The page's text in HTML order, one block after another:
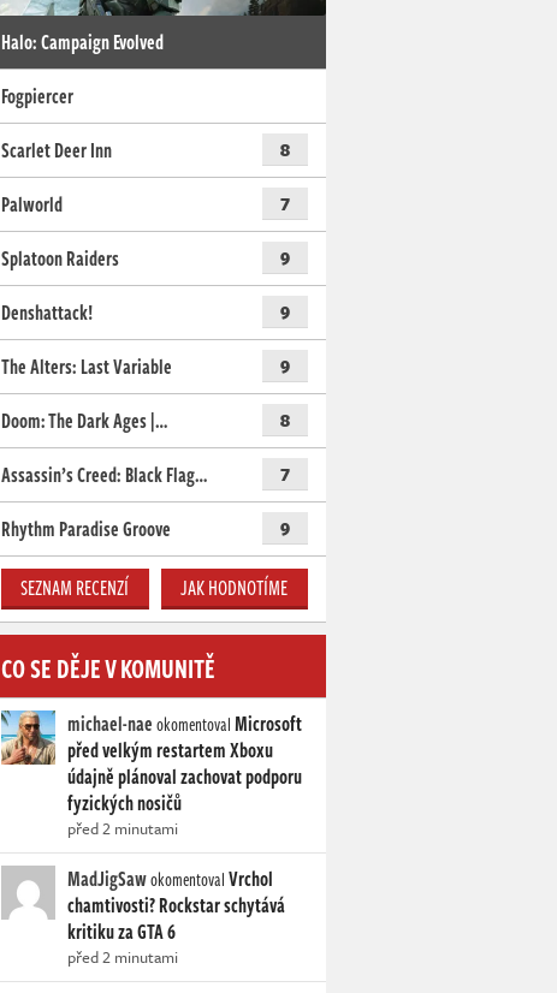
Halo: Campaign Evolved
Fogpiercer
Scarlet Deer Inn
8
Palworld 7
Splatoon Raiders 9
Denshattack! 9
The Alters: Last Variable 9
Doom: The Dark Ages |… 8
Assassin’s Creed: Black Flag… 7
Rhythm Paradise Groove 9
SEZNAM RECENZÍ JAK HODNOTÍME
CO SE DĚJE V KOMUNITĚ
michael-naeokomentovalMicrosoft
před velkým restartem Xboxu
údajně plánoval zachovat podporu
fyzických nosičů
před 2 minutami
MadJigSawokomentovalVrchol
chamtivosti? Rockstar schytává
kritiku za GTA 6
před 2 minutami